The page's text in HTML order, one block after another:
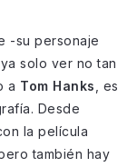
-su personaje
solo ver no tan
a Tom Hanks , es
Desde
la película
también hay